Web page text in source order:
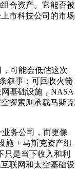
合资产。它能否被
市科技公司的市场
可能会低估这次
叙事：可回收火箭
基础设施，NASA
探索则承载马斯克
务公司，而更像
施 + 马斯克资产组
只是当下收入和利
联网和太空基础设